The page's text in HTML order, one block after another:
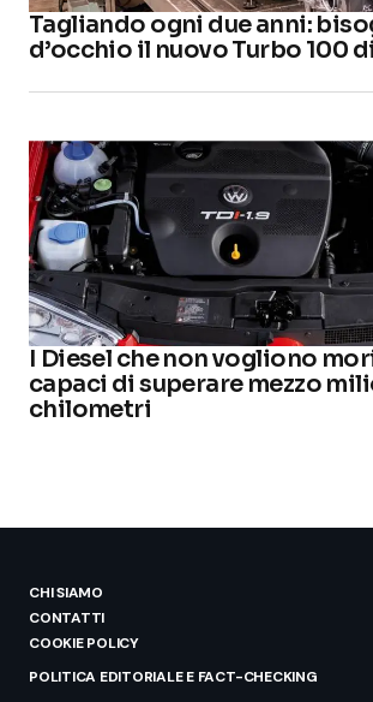
Tagliando ogni due anni:
d’occhio il nuovo Turbo 100
I Diesel che non vogliono
capaci di superare mezzo
chilometri
CHI SIAMO
CONTATTI
COOKIE POLICY
POLITICA EDITORIALE E FACT-CHECKING